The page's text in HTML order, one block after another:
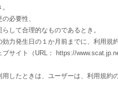
必要性、
して合理的なものであるとき。
力発生日の１か月前までに、利用規
サイト（URL： https://
したときは、ユーザーは、利用規約